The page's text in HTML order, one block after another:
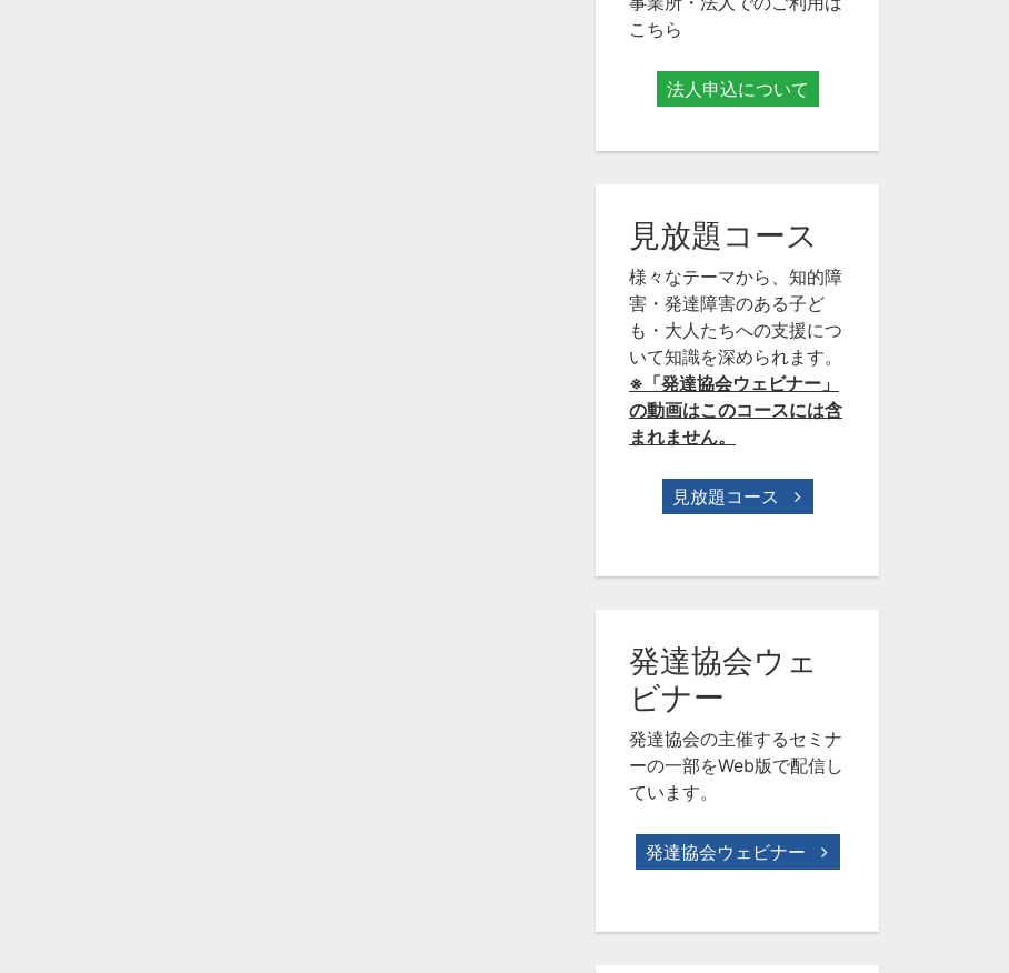
こちら
法人申込について
見放題コース
様々なテーマから、知的障
害・発達障害のある子ど
も・大人たちへの支援につ
いて知識を深められます。
※「発達協会ウェビナー」
の動画はこのコースには含
まれません。
見放題コース
発達協会ウェ
ビナー
発達協会の主催するセミナ
ーの一部をWeb版で配信し
ています。
発達協会ウェビナー